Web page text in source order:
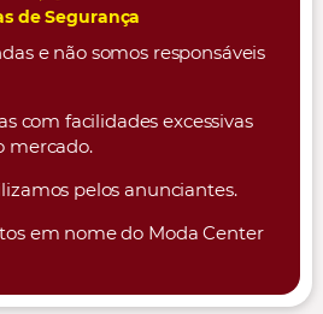
de Segurança
e não somos responsáveis
com facilidades excessivas
mercado.
pelos anunciantes.
em nome do Moda Center